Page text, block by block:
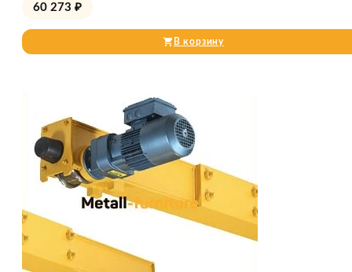
60 273 ₽
В корзину